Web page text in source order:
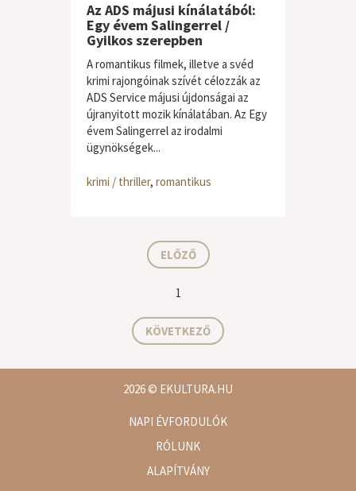
Az ADS májusi kínálatából:
Egy évem Salingerrel /
Gyilkos szerepben
A romantikus filmek, illetve a svéd
krimi rajongóinak szívét célozzák az
ADS Service májusi újdonságai az
újranyitott mozik kínálatában. Az Egy
évem Salingerrel az irodalmi
ügynökségek...
krimi / thriller, romantikus
ELŐZŐ
1
KÖVETKEZŐ
2026© EKULTURA.HU
NAPI ÉVFORDULÓK
RÓLUNK
ALAPÍTVÁNY